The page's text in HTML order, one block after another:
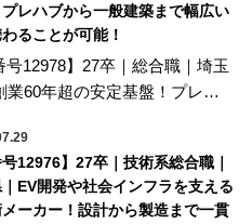
レハブから一般建築まで幅広い
ることが可能！
号12978】27卒｜総合職｜埼玉
業60年超の安定基盤！プレ…
号12976】27卒｜技術系総合職｜
EV開発や社会インフラを支える
ーカー！設計から製造まで一貫